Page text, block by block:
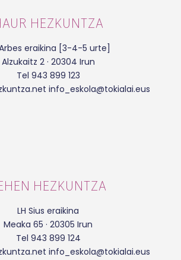
HEZKUNTZA
eraikina [3-4-5 urte]
Alzukaitz 2 · 20304 Irun
Tel 943 899 123
info_eskola@tokialai.eus
HEZKUNTZA
LH Sius eraikina
Meaka 65 · 20305 Irun
Tel 943 899 124
info_eskola@tokialai.eus